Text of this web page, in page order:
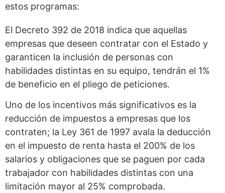
estos programas:
El Decreto 392 de 2018 indica que aquellas
empresas que deseen contratar con el Estado y
garanticen la inclusión de personas con
habilidades distintas en su equipo, tendrán el 1%
de beneficio en el pliego de peticiones.
Uno de los incentivos más significativos es la
reducción de impuestos a empresas que los
contraten; la Ley 361 de 1997 avala la deducción
en el impuesto de renta hasta el 200% de los
salarios y obligaciones que se paguen por cada
trabajador con habilidades distintas con una
limitación mayor al 25% comprobada.